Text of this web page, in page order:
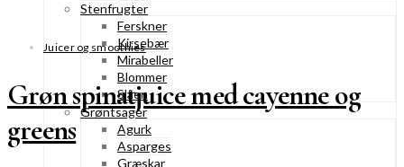
Stenfrugter
Ferskner
Kirsebær
Mirabeller
Blommer
Slåen
Grøntsager
Agurk
Asparges
Græskar
Juicer og smoothies
Grøn spinatjuice med cayenne og
greens